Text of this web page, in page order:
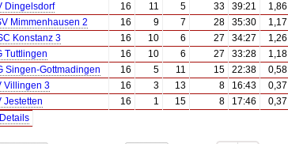
Dingelsdorf 16 11 5 33 39:21 1,86
Mimmenhausen 2 16 9 7 28 35:30 1,17
Konstanz 3 16 10 6 27 34:27 1,26
Tuttlingen 16 10 6 27 33:28 1,18
Singen-Gottmadingen 16 5 11 15 22:38 0,58
Villingen 3 16 3 13 8 16:43 0,37
Jestetten 16 1 15 8 17:46 0,37
Details